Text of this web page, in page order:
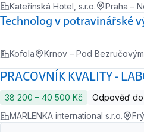
Kateřinská Hotel, s.r.o. Praha –
Technolog v potravinářské
Kofola Krnov – Pod
PRACOVNÍK KVALITY -
38 200 ‍–‍ 40 500 Kč
Odpověď
MARLENKA international s.r.o.